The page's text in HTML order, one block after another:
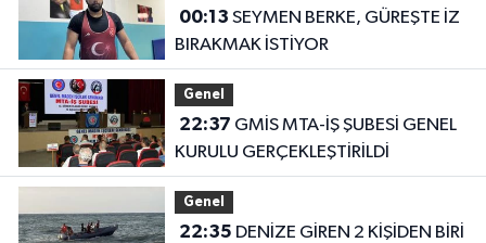
00:13
BIRAKMAK İSTİYOR
Genel
22:37
KURULU GERÇEKLEŞTİRİLDİ
Genel
22:35